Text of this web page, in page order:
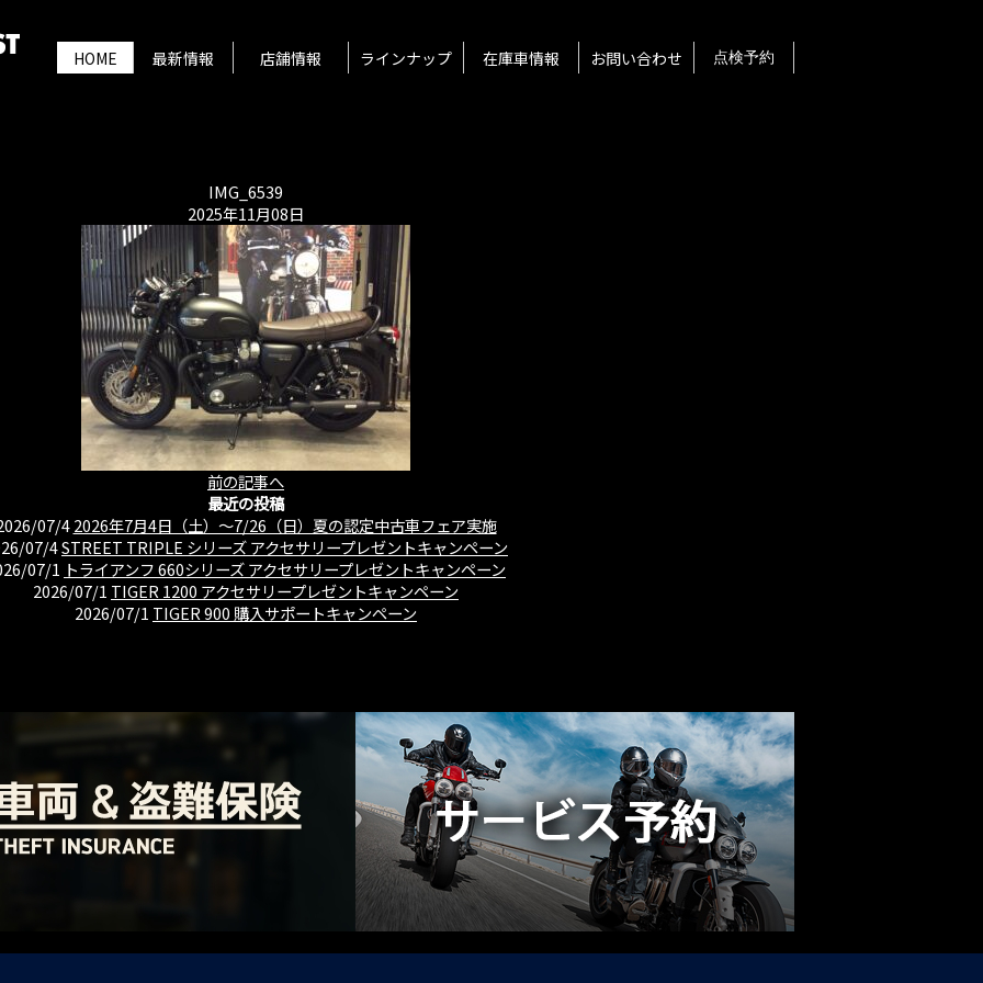
HOME 最新情報 店舗情報 ラインナップ 在庫車情報 お問い合わせ 点検予約
IMG_6539
2025年11月08日
前の記事へ
最近の投稿
07/4 2026年7月4日（土）〜7/26（日）夏の認定中古車フェア実施
07/4STREET TRIPLE シリーズ アクセサリープレゼントキャンペーン
07/1 トライアンフ 660シリーズ アクセサリープレゼントキャンペーン
2026/07/1 TIGER 1200 アクセサリープレゼントキャンペーン
2026/07/1 TIGER 900 購入サポートキャンペーン